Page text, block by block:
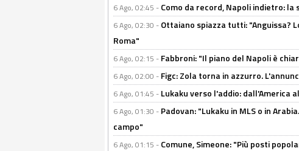
6 Ago, 02:45 - Como da record, Napoli indietro:
6 Ago, 02:30 - Ottaiano spiazza tutti: "Anguissa?
Roma"
6 Ago, 02:15 - Fabbroni: "Il piano del Napoli è
6 Ago, 02:00 - Figc: Zola torna in azzurro.
6 Ago, 01:45 - Lukaku verso l'addio: dall'America
6 Ago, 01:30 - Padovan: "Lukaku in MLS o in
campo"
6 Ago, 01:15 - Comune, Simeone: "Più posti